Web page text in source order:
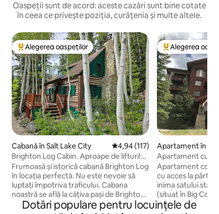
Oaspeții sunt de acord: aceste cazări sunt bine cotate
în ceea ce privește poziția, curățenia și multe altele.
Locuință din topul categoriei Alegerea oaspeților
Alegerea oaspeților
Cabană în Salt Lake City Scor mediu de 4,94 din 5, 117
4,94 (117)
Brighton Log Cabin. Aproape de lifturi!
Parcare gratuită.
Frumoasă și istorică cabană Brighton Log
în locația perfectă. Nu este nevoie să
luptați împotriva traficului. Cabana
noastră se află la câțiva pași de Brighton
Resort. Ne-am străduit să-și păstreze
Locuință din
Alegerea
Apartament în
dențial în Solitude
Apartament cu
Solitude
Apartament
cu acces la pârtie
inima satului
(situat în Big
Acest
Dotări populare pentru locuințele de